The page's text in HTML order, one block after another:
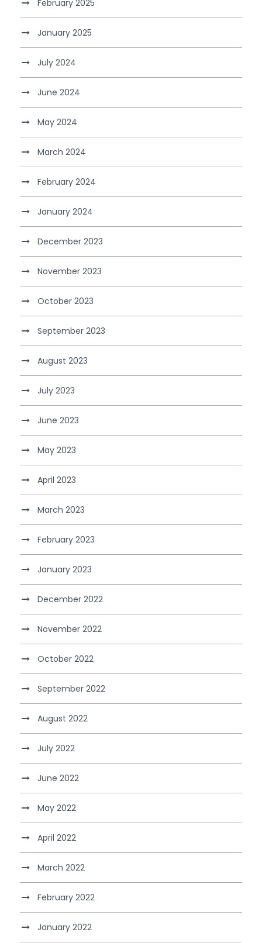
February 2025
January 2025
July 2024
June 2024
May 2024
March 2024
February 2024
January 2024
December 2023
November 2023
October 2023
September 2023
August 2023
July 2023
June 2023
May 2023
April 2023
March 2023
February 2023
January 2023
December 2022
November 2022
October 2022
September 2022
August 2022
July 2022
June 2022
May 2022
April 2022
March 2022
February 2022
January 2022